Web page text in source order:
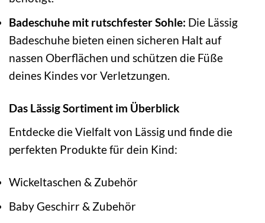
Badeschuhe mit rutschfester Sohle: Die Lässig
Badeschuhe bieten einen sicheren Halt auf
nassen Oberflächen und schützen die Füße
deines Kindes vor Verletzungen.
Das Lässig Sortiment im Überblick
Entdecke die Vielfalt von Lässig und finde die
perfekten Produkte für dein Kind:
Wickeltaschen & Zubehör
Baby Geschirr & Zubehör